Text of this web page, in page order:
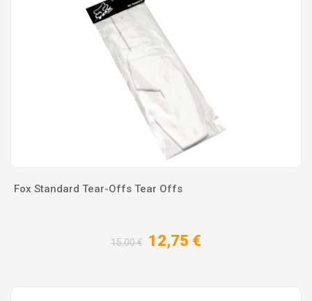
Fox Standard Tear-Offs Tear Offs
15,00 € 12,75 €